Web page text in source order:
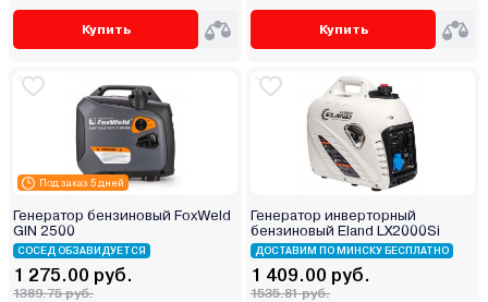
Купить Купить
Под заказ 5 дней
Генератор бензиновый FoxWeld
GIN 2500
СОСЕД ОБЗАВИДУЕТСЯ
1 275.00 руб.
1389.75 руб.
Генератор инверторный
бензиновый Eland LX2000Si
ДОСТАВИМ ПО МИНСКУ БЕСПЛАТНО
1 409.00 руб.
1535.81 руб.